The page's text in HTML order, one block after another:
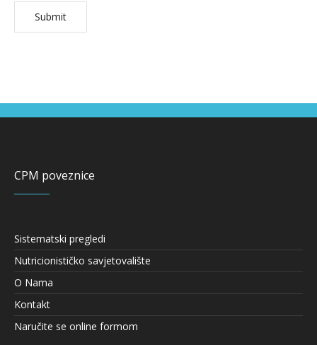
CPM poveznice
Sistematski pregledi
Nutricionističko savjetovalište
O Nama
Kontakt
Naručite se online formom